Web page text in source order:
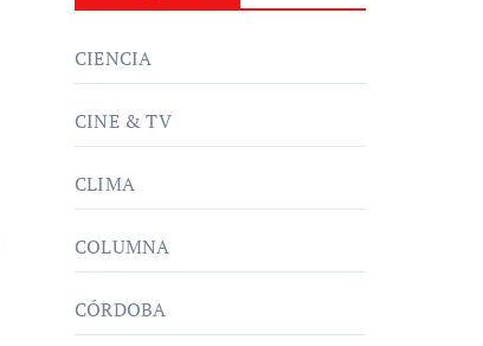
CIENCIA
CINE & TV
CLIMA
COLUMNA
CÓRDOBA